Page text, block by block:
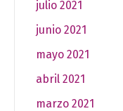
julio 2021
junio 2021
mayo 2021
abril 2021
marzo 2021